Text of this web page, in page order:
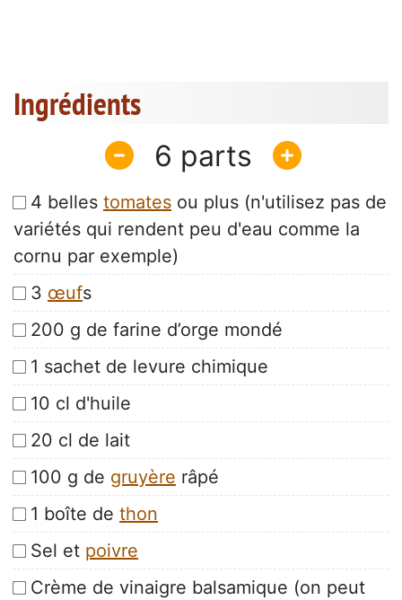
Ingrédients
6
4 belles tomates ou plus (n'utilisez pas de
variétés qui rendent peu d'eau comme la
cornu par exemple)
3 œufs
200 g de farine d’orge mondé
1 sachet de levure chimique
10 cl d'huile
20 cl de lait
100 g de gruyère râpé
1 boîte de thon
Sel et poivre
Crème de vinaigre balsamique (on peut